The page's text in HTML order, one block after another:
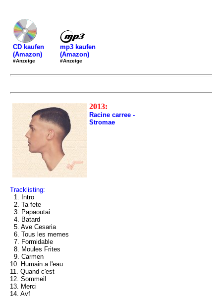
CD kaufen
(Amazon)
#Anzeige
mp3 kaufen
(Amazon)
#Anzeige
2013:
Racine carree -
Stromae
Tracklisting:
1. Intro
2. Ta fete
3. Papaoutai
4. Batard
5. Ave Cesaria
6. Tous les memes
7. Formidable
8. Moules Frites
9. Carmen
10. Humain a l'eau
11. Quand c'est
12. Sommeil
13. Merci
14. Avf